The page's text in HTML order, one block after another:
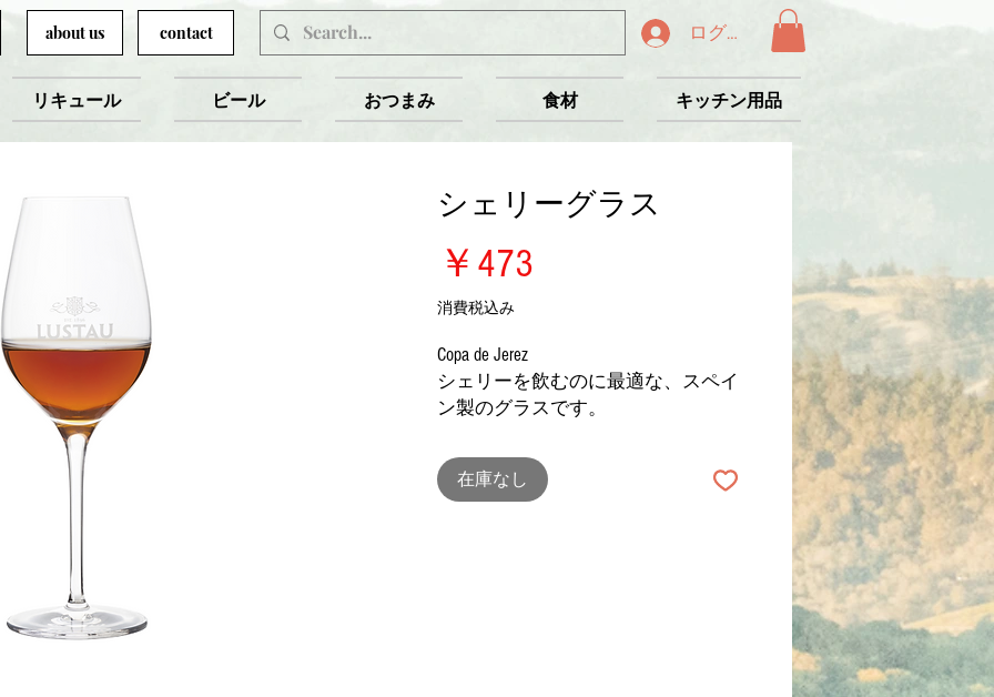
about us contact ログイン
リキュール ビール おつまみ 食材 キッチン用品
シェリーグラス
￥473
消費税込み
Copa de Jerez
シェリーを飲むのに最適な、スペイ
ン製のグラスです。
在庫なし